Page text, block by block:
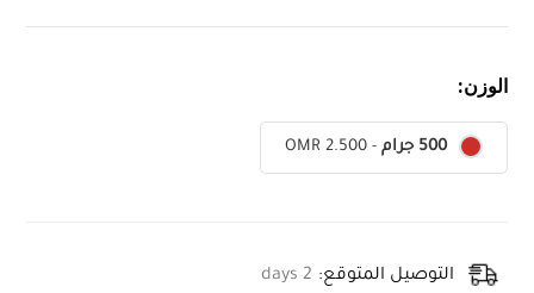
الوزن:
500 جرام -
OMR 2.500
التوصيل المتوقع: 2 days